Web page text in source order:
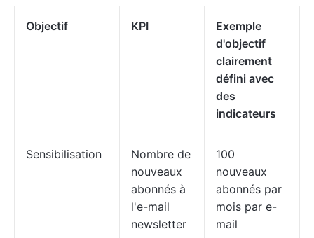
Objectif KPI
Exemple
d'objectif
clairement
défini avec
des
indicateurs
Sensibilisation
Nombre de
nouveaux
abonnés à
l'e-mail
newsletter
100
nouveaux
abonnés par
mois par e-
mail